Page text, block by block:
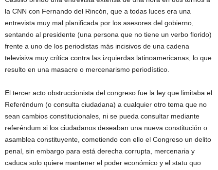
la CNN con Fernando del Rincón, que a todas luces era una
entrevista muy mal planificada por los asesores del gobierno,
sentando al presidente (una persona que no tiene un verbo florido)
frente a uno de los periodistas más incisivos de una cadena
televisiva muy crítica contra las izquierdas latinoamericanas, lo que
resulto en una masacre o mercenarismo periodístico.
El tercer acto obstruccionista del congreso fue la ley que limitaba el
Referéndum (o consulta ciudadana) a cualquier otro tema que no
sean cambios constitucionales, ni se pueda consultar mediante
referéndum si los ciudadanos deseaban una nueva constitución o
asamblea constituyente, cometiendo con ello el Congreso un delito
penal, sin embargo para está derecha corrupta, mercenaria y
caduca solo quiere mantener el poder económico y el statu quo